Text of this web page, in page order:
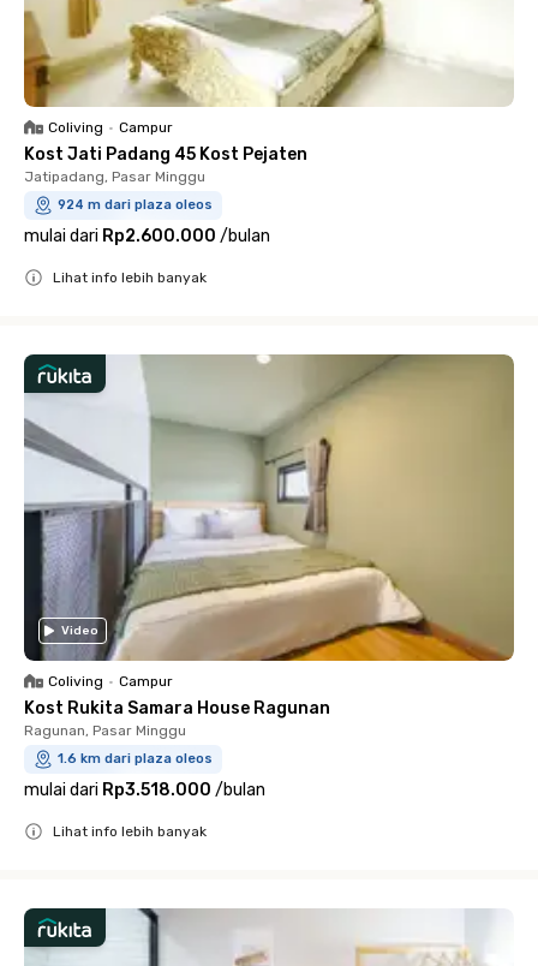
Coliving • Campur
Kost Jati Padang 45 Kost Pejaten
Jatipadang, Pasar Minggu
924 m dari plaza oleos
mulai dari Rp2.600.000 /bulan
Lihat info lebih banyak
Video
Coliving • Campur
Kost Rukita Samara House Ragunan
Ragunan, Pasar Minggu
1.6 km dari plaza oleos
mulai dari Rp3.518.000 /bulan
Lihat info lebih banyak